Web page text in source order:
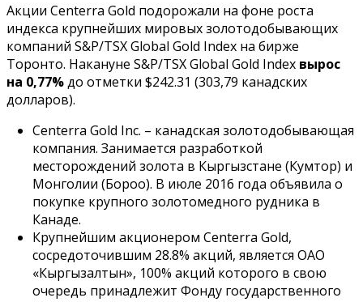
Акции Centerra Gold подорожали на фоне роста
индекса крупнейших мировых золотодобывающих
компаний S&P/TSX Global Gold Index на бирже
Торонто. Накануне S&P/TSX Global Gold Index вырос
на 0,77%до отметки $242.31 (303,79 канадских
долларов).
Centerra Gold Inc. – канадская золотодобывающая
компания. Занимается разработкой
месторождений золота в Кыргызстане (Кумтор) и
Монголии (Бороо). В июле 2016 года объявила о
покупке крупного золотомедного рудника в
Канаде.
Крупнейшим акционером Centerra Gold,
сосредоточившим 28.8% акций, является ОАО
«Кыргызалтын», 100% акций которого в свою
очередь принадлежит Фонду государственного